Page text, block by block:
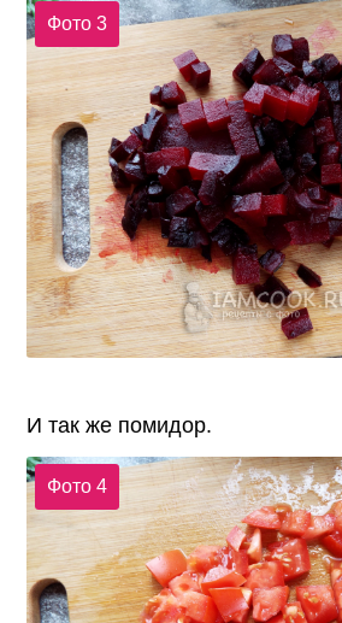
Фото 3
И так же помидор.
Фото 4